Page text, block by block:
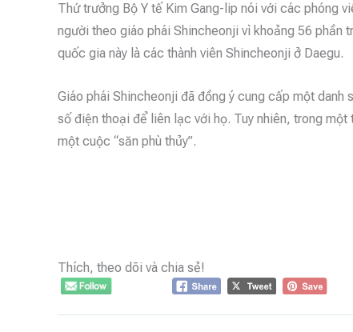
Thứ trưởng Bộ Y tế Kim Gang-lip nói với các phóng
người theo giáo phái Shincheonji vì khoảng 56
quốc gia này là các thành viên Shincheonji ở Daegu.
Giáo phái Shincheonji đã đồng ý cung cấp một
số điện thoại để liên lạc với họ. Tuy nhiên, trong một
một cuộc “săn phù thủy”.
Thích, theo dõi và chia sẻ!